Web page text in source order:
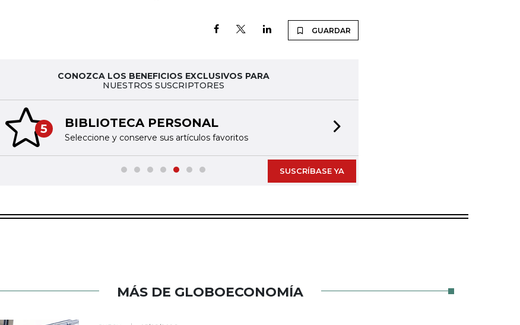
GUARDAR
CONOZCA LOS BENEFICIOS EXCLUSIVOS PARA
NUESTROS SUSCRIPTORES
5 BIBLIOTECA PERSONAL
Seleccione y conserve sus artículos favoritos
slide
SUSCRÍBASE YA
MÁS DE GLOBOECONOMÍA